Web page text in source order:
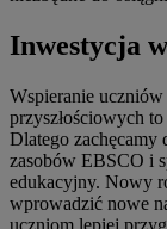
Inwestycja
Wspieranie
przyszłościowych
Dlatego zachęcamy
zasobów EBSCO i
edukacyjny. Nowy
wprowadzić nowe
uczniom lepiej